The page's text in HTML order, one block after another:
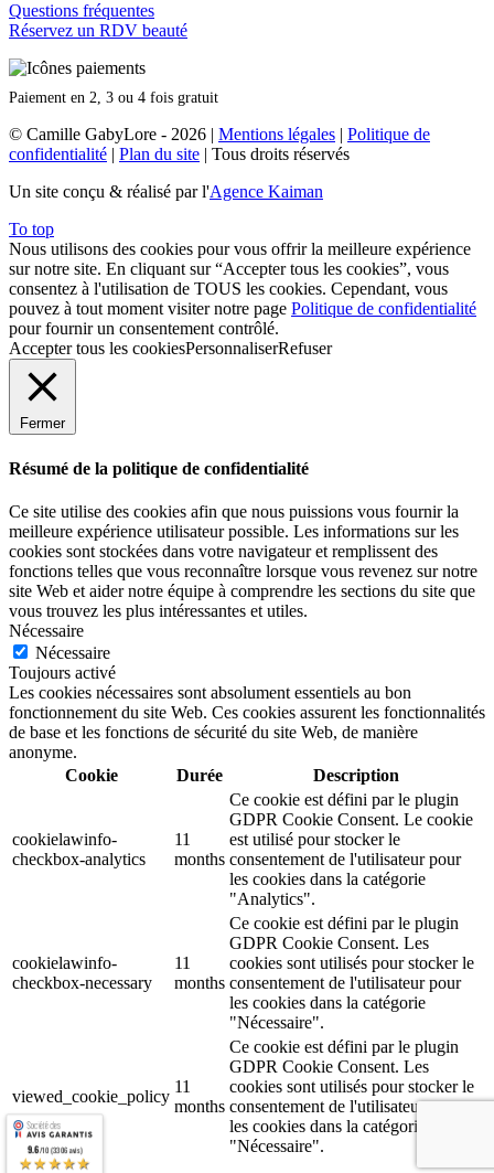
Questions fréquentes
Réservez un RDV beauté
Paiement en 2, 3 ou 4 fois gratuit
© Camille GabyLore - 2026 | Mentions légales | Politique de
confidentialité | Plan du site | Tous droits réservés
Un site conçu & réalisé par l'Agence Kaiman
To top
Nous utilisons des cookies pour vous offrir la meilleure expérience
sur notre site. En cliquant sur “Accepter tous les cookies”, vous
consentez à l'utilisation de TOUS les cookies. Cependant, vous
pouvez à tout moment visiter notre page Politique de confidentialité
pour fournir un consentement contrôlé.
Accepter tous les cookiesPersonnaliserRefuser
Fermer
Résumé de la politique de confidentialité
Ce site utilise des cookies afin que nous puissions vous fournir la
meilleure expérience utilisateur possible. Les informations sur les
cookies sont stockées dans votre navigateur et remplissent des
fonctions telles que vous reconnaître lorsque vous revenez sur notre
site Web et aider notre équipe à comprendre les sections du site que
vous trouvez les plus intéressantes et utiles.
Nécessaire
Nécessaire
Toujours activé
Les cookies nécessaires sont absolument essentiels au bon
fonctionnement du site Web. Ces cookies assurent les fonctionnalités
de base et les fonctions de sécurité du site Web, de manière
anonyme.
Cookie
Durée Description
cookielawinfo-
checkbox-analytics
11
months
Ce cookie est défini par le plugin
GDPR Cookie Consent. Le cookie
est utilisé pour stocker le
consentement de l'utilisateur pour
les cookies dans la catégorie
"Analytics".
cookielawinfo-
checkbox-necessary
11
months
Ce cookie est défini par le plugin
GDPR Cookie Consent. Les
cookies sont utilisés pour stocker le
consentement de l'utilisateur pour
les cookies dans la catégorie
"Nécessaire".
viewed_cookie_policy
11
months
Ce cookie est défini par le plugin
GDPR Cookie Consent. Les
cookies sont utilisés pour stocker le
consentement de l'utilisateur pour
les cookies dans la catégorie
"Nécessaire".
Google Ads
9.6/10 (3306 avis)
★★★★★